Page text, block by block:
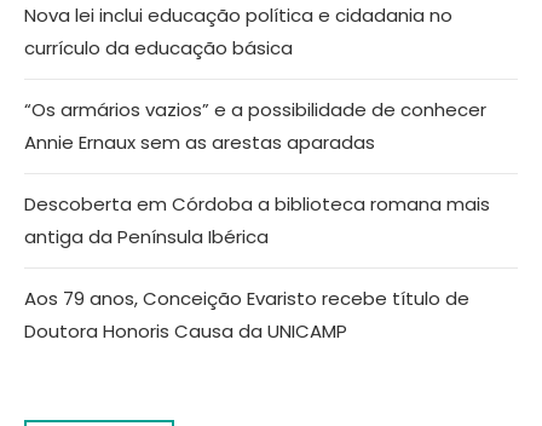
Nova lei inclui educação política e cidadania no
currículo da educação básica
“Os armários vazios” e a possibilidade de conhecer
Annie Ernaux sem as arestas aparadas
Descoberta em Córdoba a biblioteca romana mais
antiga da Península Ibérica
Aos 79 anos, Conceição Evaristo recebe título de
Doutora Honoris Causa da UNICAMP